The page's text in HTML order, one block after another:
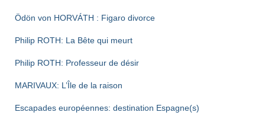
Ödön von HORVÁTH : Figaro divorce
Philip ROTH: La Bête qui meurt
Philip ROTH: Professeur de désir
MARIVAUX: L’Île de la raison
Escapades européennes: destination Espagne(s)